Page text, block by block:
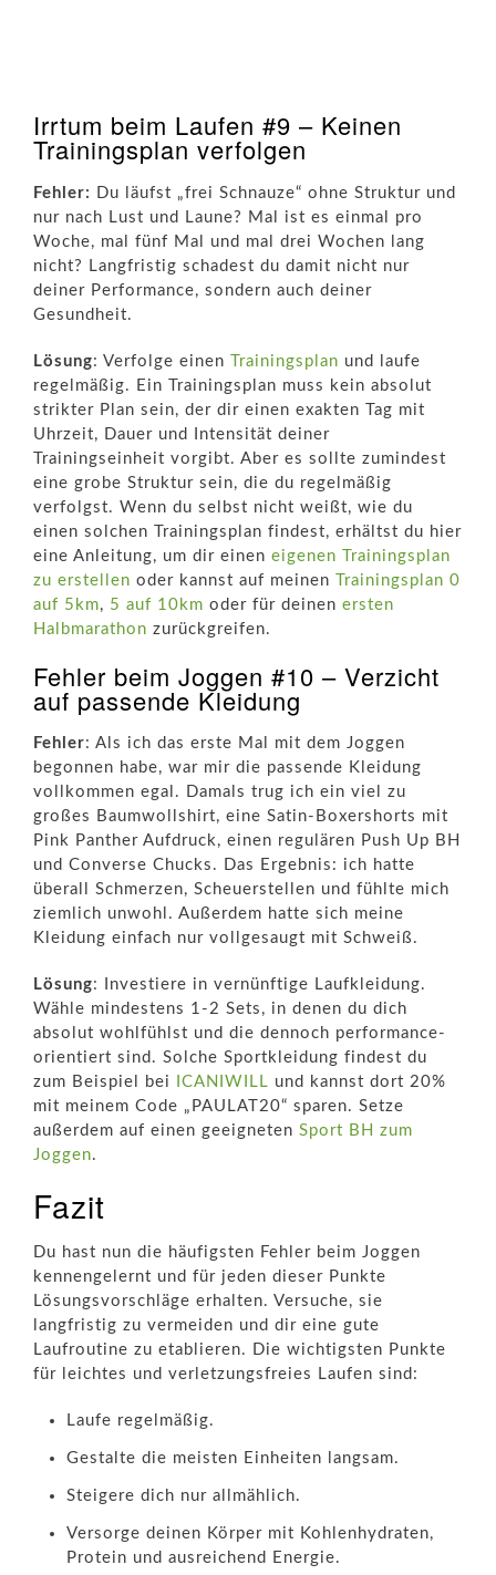
Irrtum beim Laufen #9 – Keinen
Trainingsplan verfolgen
Fehler: Du läufst „frei Schnauze“ ohne Struktur und
nur nach Lust und Laune? Mal ist es einmal pro
Woche, mal fünf Mal und mal drei Wochen lang
nicht? Langfristig schadest du damit nicht nur
deiner Performance, sondern auch deiner
Gesundheit.
Lösung: Verfolge einen Trainingsplan und laufe
regelmäßig. Ein Trainingsplan muss kein absolut
strikter Plan sein, der dir einen exakten Tag mit
Uhrzeit, Dauer und Intensität deiner
Trainingseinheit vorgibt. Aber es sollte zumindest
eine grobe Struktur sein, die du regelmäßig
verfolgst. Wenn du selbst nicht weißt, wie du
einen solchen Trainingsplan findest, erhältst du hier
eine Anleitung, um dir einen eigenen Trainingsplan
zu erstellen oder kannst auf meinen Trainingsplan 0
auf 5km, 5 auf 10km oder für deinen ersten
Halbmarathon zurückgreifen.
Fehler beim Joggen #10 – Verzicht
auf passende Kleidung
Fehler: Als ich das erste Mal mit dem Joggen
begonnen habe, war mir die passende Kleidung
vollkommen egal. Damals trug ich ein viel zu
großes Baumwollshirt, eine Satin-Boxershorts mit
Pink Panther Aufdruck, einen regulären Push Up BH
und Converse Chucks. Das Ergebnis: ich hatte
überall Schmerzen, Scheuerstellen und fühlte mich
ziemlich unwohl. Außerdem hatte sich meine
Kleidung einfach nur vollgesaugt mit Schweiß.
Lösung: Investiere in vernünftige Laufkleidung.
Wähle mindestens 1-2 Sets, in denen du dich
absolut wohlfühlst und die dennoch performance-
orientiert sind. Solche Sportkleidung findest du
zum Beispiel bei
ICANIWILL und kannst dort 20%
mit meinem Code „PAULAT20“ sparen. Setze
außerdem auf einen geeigneten Sport BH zum
Joggen.
Fazit
Du hast nun die häufigsten Fehler beim Joggen
kennengelernt und für jeden dieser Punkte
Lösungsvorschläge erhalten. Versuche, sie
langfristig zu vermeiden und dir eine gute
Laufroutine zu etablieren. Die wichtigsten Punkte
für leichtes und verletzungsfreies Laufen sind:
Laufe regelmäßig.
Gestalte die meisten Einheiten langsam.
Steigere dich nur allmählich.
Versorge deinen Körper mit Kohlenhydraten,
Protein und ausreichend Energie.